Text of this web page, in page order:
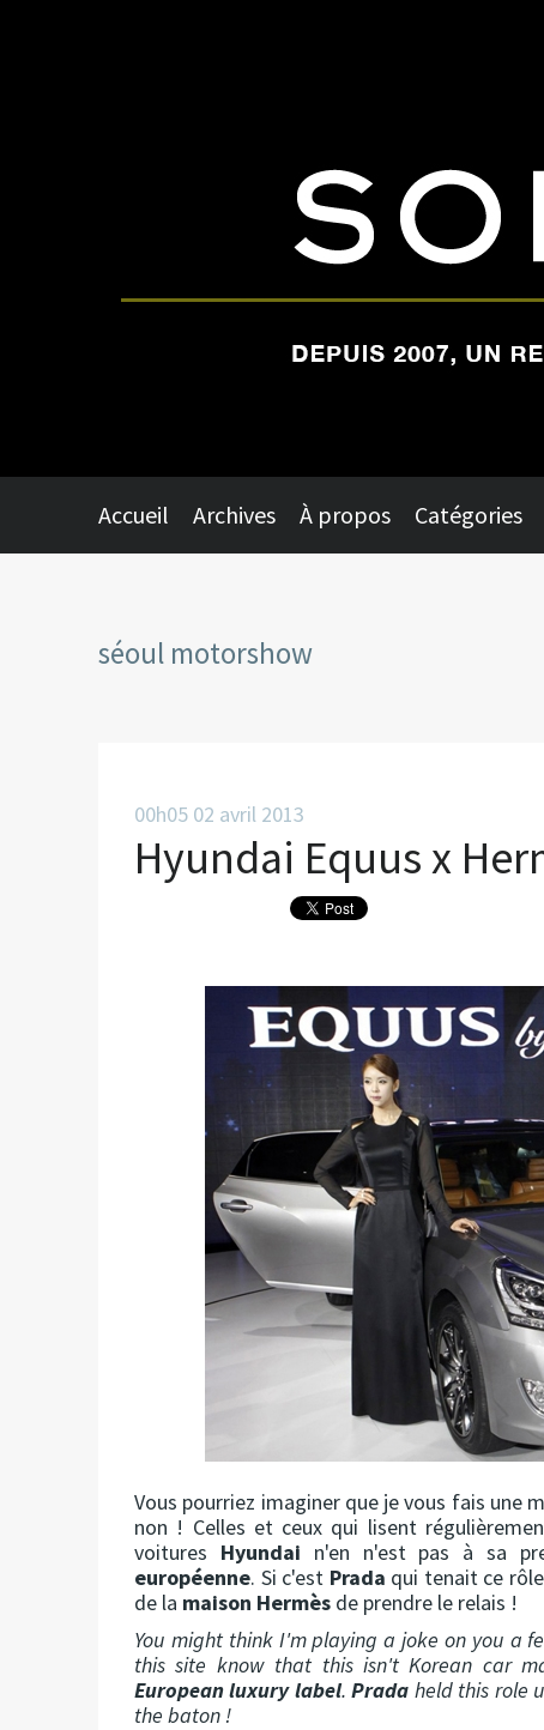
Accueil Archives À propos Catégories
séoul motorshow
00h05 02 avril 2013
Hyundai Equus x
Vous pourriez imaginer que je vous fais une
non ! Celles et ceux qui lisent
voitures Hyundai n'en n'est pas à sa
européenne. Si c'est Prada qui tenait ce
de la maison Hermès de prendre le relais !
You might think I'm playing a joke on you a
this site know that this isn't Korean car
European luxury label.Prada held this role
the baton !